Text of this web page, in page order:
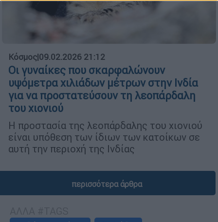
Κόσμος|09.02.2026 21:12
Οι γυναίκες που σκαρφαλώνουν
υψόμετρα χιλιάδων μέτρων στην Ινδία
για να προστατεύσουν τη λεοπάρδαλη
του χιονιού
Η προστασία της λεοπάρδαλης του χιονιού
είναι υπόθεση των ίδιων των κατοίκων σε
αυτή την περιοχή της Ινδίας
περισσότερα άρθρα